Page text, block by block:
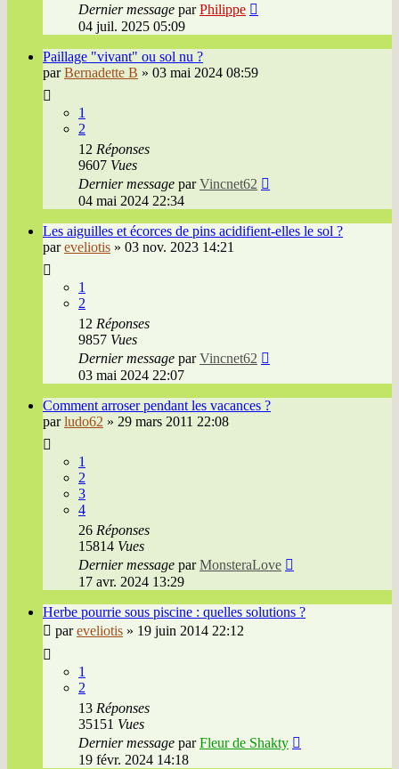
Dernier message parPhilippe
04 juil. 2025 05:09
Paillage "vivant" ou sol nu ?
parBernadette B » 03 mai 2024 08:59
1
2
12 Réponses
9607 Vues
Dernier message parVincnet62
04 mai 2024 22:34
Les aiguilles et écorces de pins acidifient-elles le sol ?
pareveliotis » 03 nov. 2023 14:21
1
2
12 Réponses
9857 Vues
Dernier message parVincnet62
03 mai 2024 22:07
Comment arroser pendant les vacances ?
parludo62 » 29 mars 2011 22:08
1
2
3
4
26 Réponses
15814 Vues
Dernier message parMonsteraLove
17 avr. 2024 13:29
Herbe pourrie sous piscine : quelles solutions ?
pareveliotis » 19 juin 2014 22:12
1
2
13 Réponses
35151 Vues
Dernier message parFleur de Shakty
19 févr. 2024 14:18